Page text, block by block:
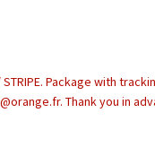
Package with
Thank you in